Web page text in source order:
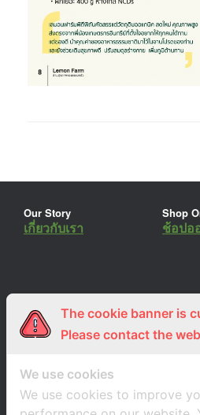
Our Story
เกี่ยวกับเรา
Shop
ช้อปอ
ร่วมงานกับเรา
สมัครงาน
Lemon
ร้านอาหา
The cookie banner is
Please contact the
We use cookies
We use cookies to improve